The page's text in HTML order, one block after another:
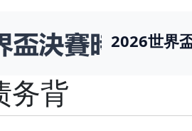
2026世界
务背